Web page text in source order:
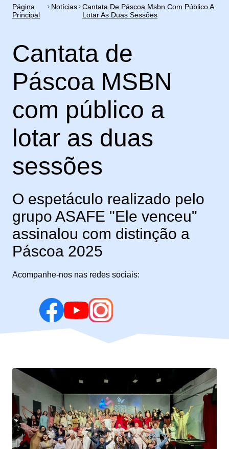
Página
Principal
Notícias
Cantata De Páscoa Msbn Com Público A
Lotar As Duas Sessões
Cantata de
Páscoa MSBN
com público a
lotar as duas
sessões
O espetáculo realizado pelo
grupo ASAFE "Ele venceu"
assinalou com distinção a
Páscoa 2025
Acompanhe-nos nas redes sociais: